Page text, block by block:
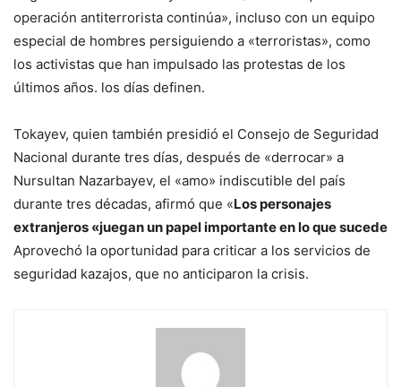
operación antiterrorista continúa», incluso con un equipo
especial de hombres persiguiendo a «terroristas», como
los activistas que han impulsado las protestas de los
últimos años. los días definen.
Tokayev, quien también presidió el Consejo de Seguridad
Nacional durante tres días, después de «derrocar» a
Nursultan Nazarbayev, el «amo» indiscutible del país
durante tres décadas, afirmó que «Los personajes
extranjeros «juegan un papel importante en lo que sucede
Aprovechó la oportunidad para criticar a los servicios de
seguridad kazajos, que no anticiparon la crisis.